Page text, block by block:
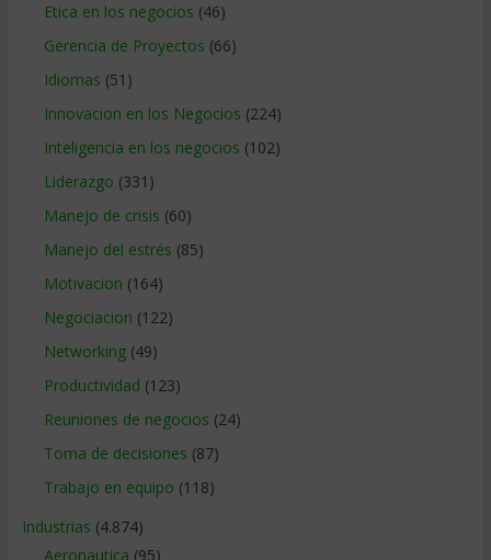
Etica en los negocios (46)
Gerencia de Proyectos (66)
Idiomas (51)
Innovacion en los Negocios (224)
Inteligencia en los negocios (102)
Liderazgo (331)
Manejo de crisis (60)
Manejo del estrés (85)
Motivacion (164)
Negociacion (122)
Networking(49)
Productividad (123)
Reuniones de negocios (24)
Toma de decisiones (87)
Trabajo en equipo (118)
Industrias (4.874)
Aeronautica (95)